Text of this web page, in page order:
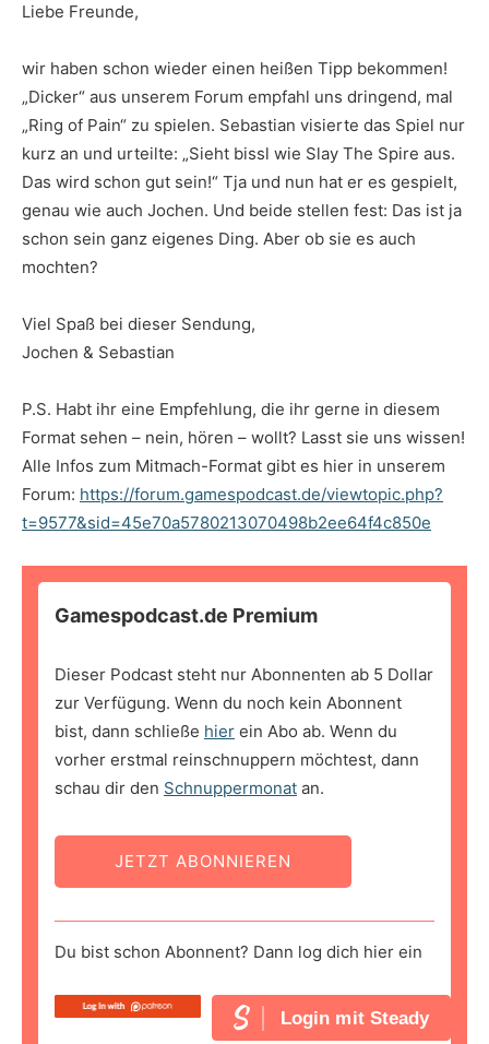
Liebe Freunde,
wir haben schon wieder einen heißen Tipp bekommen!
„Dicker“ aus unserem Forum empfahl uns dringend, mal
„Ring of Pain“ zu spielen. Sebastian visierte das Spiel nur
kurz an und urteilte: „Sieht bissl wie Slay The Spire aus.
Das wird schon gut sein!“ Tja und nun hat er es gespielt,
genau wie auch Jochen. Und beide stellen fest: Das ist ja
schon sein ganz eigenes Ding. Aber ob sie es auch
mochten?
Viel Spaß bei dieser Sendung,
Jochen & Sebastian
P.S. Habt ihr eine Empfehlung, die ihr gerne in diesem
Format sehen – nein, hören – wollt? Lasst sie uns wissen!
Alle Infos zum Mitmach-Format gibt es hier in unserem
Forum: https://forum.gamespodcast.de/viewtopic.php?
t=9577&sid=45e70a5780213070498b2ee64f4c850e
Gamespodcast.de Premium
Dieser Podcast steht nur Abonnenten ab 5 Dollar
zur Verfügung. Wenn du noch kein Abonnent
bist, dann schließe hier ein Abo ab. Wenn du
vorher erstmal reinschnuppern möchtest, dann
schau dir den Schnuppermonat an.
JETZT ABONNIEREN
Du bist schon Abonnent? Dann log dich hier ein
Login mit Steady